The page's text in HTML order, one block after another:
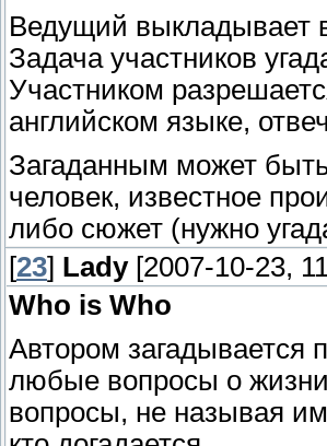
Ведущий выкладывает
Задача участников
Участником
английском языке,
Загаданным может
человек, известное
либо сюжет (нужно
[23] Lady[2007-10-23,
Who is Who
Автором загадывается
любые вопросы о жизни
вопросы, не называя